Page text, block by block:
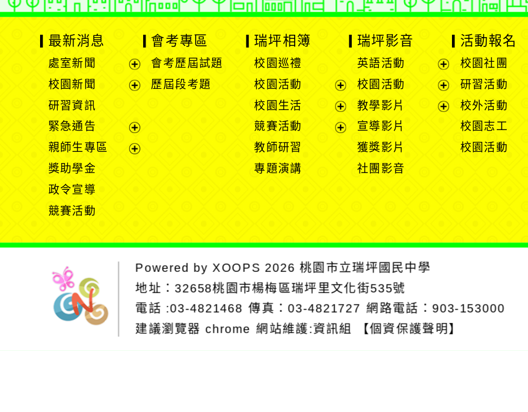
最新消息
處室新聞
展
開
單
校園新聞
選
單
研習資訊
緊急通告
展
親師生專區
獎助學金
政令宣導
競賽活動
會考專區
會考歷屆試題
歷屆段考題
瑞坪相簿
校園巡禮
校園活動
展
選
校園生活
展
競賽活動
教師研習
專題演講
瑞坪影音
英語活動
展
開
選
校園活動
展
開
教學影片
宣導影片
獲獎影片
社團影音
活動報名
校園社團
研習活動
校外活動
校園志工
校園活動
Powered by XOOPS 2026桃園市立瑞坪國民中學
地址： 32658桃園市楊梅區瑞坪里文化街535號
電話 :03-4821468 傳真：03-4821727 網路電話：903-153000
建議瀏覽器 chrome 網站維護:資訊組 【個資保護聲明】